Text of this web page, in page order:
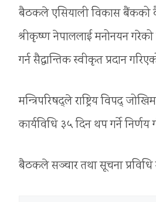
बैठकले एसियाली विकास बैंकको
श्रीकृष्ण नेपाललाई मनोनयन
गर्न सैद्धान्तिक स्वीकृत प्रदान
मन्त्रिपरिषद्ले राष्ट्रिय विपद्
कार्यविधि ३५ दिन थप गर्ने
बैठकले सञ्चार तथा सूचना प्रविधि